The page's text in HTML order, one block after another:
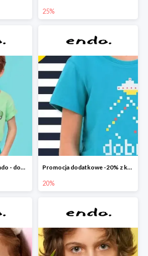
25%
Wiosenna energia w Endo - dodatkowe -20% Promocja dodatkowe -20% z kodem
20%